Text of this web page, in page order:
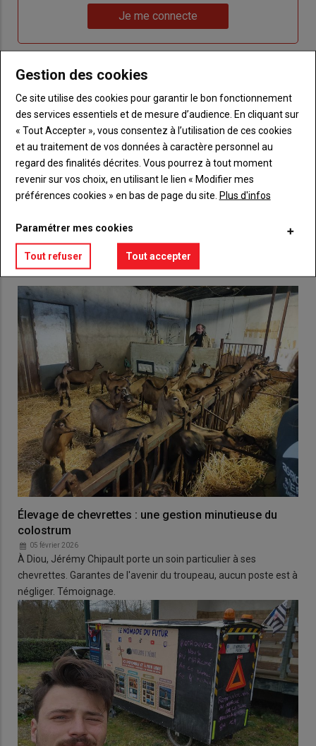
de
me
Je me connecte
Sous-
titre
Vous n'êtes pas abonné(e)
TITRE CRÉEZ UN COMPTE
BodyChoisissez votre formule et créez votre
compte pour accéder à tout {nom-site}.
Lien Créez un compte
VOUS AIMEREZ AUSSI
Élevage de chevrettes : une gestion minutieuse du
colostrum
05 février 2026
À Diou, Jérémy Chipault porte un soin particulier à ses
chevrettes. Garantes de l'avenir du troupeau, aucun poste est à
négliger. Témoignage.
Gestion des cookies
Ce site utilise des cookies pour garantir le bon fonctionnement
des services essentiels et de mesure d’audience. En cliquant sur
« Tout Accepter », vous consentez à l’utilisation de ces cookies
et au traitement de vos données à caractère personnel au
regard des finalités décrites. Vous pourrez à tout moment
revenir sur vos choix, en utilisant le lien « Modifier mes
préférences cookies » en bas de page du site. Plus d'infos
Paramétrer mes cookies
Tout refuser Tout accepter